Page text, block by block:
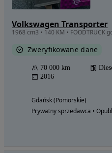
Volkswagen Transporter
Zweryfikowane dane
70 000 km
2016
Gdańsk (Pomorskie)
Prywatny sprzedawca •